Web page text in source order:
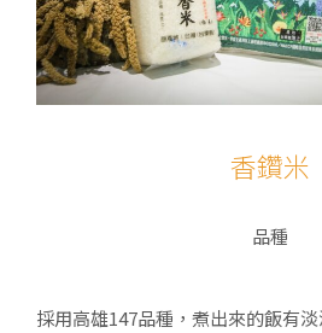
香鑽米
品種
採用高雄147品種，煮出來的飯有